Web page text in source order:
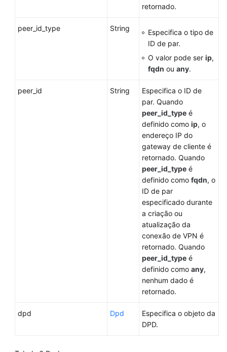
retornado.
peer_id_type String
Especifica o tipo de
ID de par.
O valor pode ser ip,
fqdn ou any.
peer_id String
Especifica o ID de
par. Quando
peer_id_type é
definido como ip, o
endereço IP do
gateway de cliente é
retornado. Quando
peer_id_type é
definido como fqdn, o
ID de par
especificado durante
a criação ou
atualização da
conexão de VPN é
retornado. Quando
peer_id_type é
definido como any,
nenhum dado é
retornado.
dpd Dpd
Especifica o objeto da
DPD.